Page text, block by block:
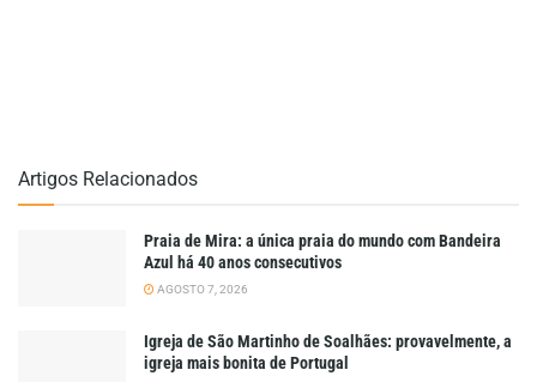
Artigos Relacionados
Praia de Mira: a única praia do mundo com Bandeira
Azul há 40 anos consecutivos
AGOSTO 7, 2026
Igreja de São Martinho de Soalhães: provavelmente, a
igreja mais bonita de Portugal